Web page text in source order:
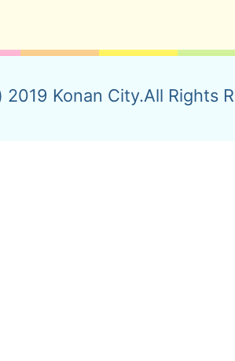
Konan City.All Rights